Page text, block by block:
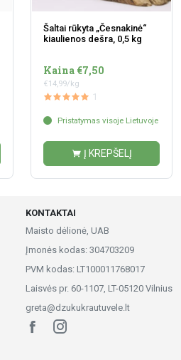
Šaltai rūkyta „Česnakinė“
kiaulienos dešra, 0,5 kg
Kaina €7,50
€14,99/kg
1
Pristatymas visoje Lietuvoje
Į KREPŠELĮ
KONTAKTAI
Maisto dėlionė, UAB
Įmonės kodas: 304703209
PVM kodas: LT100011768017
Laisvės pr. 60-1107, LT-05120 Vilnius
greta@dzukukrautuvele.lt